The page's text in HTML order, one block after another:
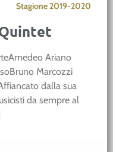
Stagione2019-2020
Ariano
Marcozzi
dalla sua
da sempre al